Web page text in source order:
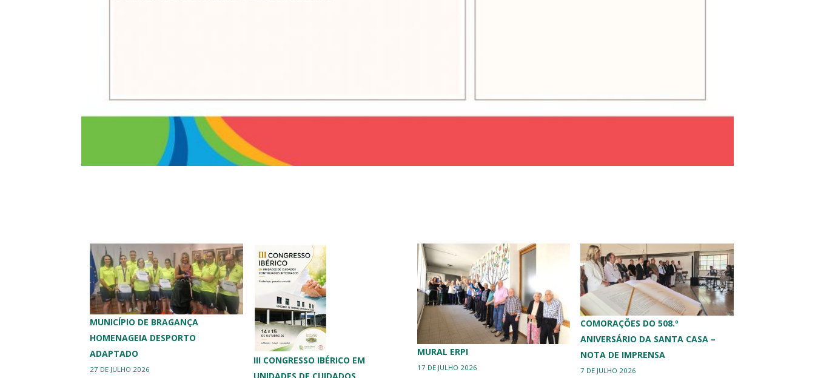
MUNICÍPIO DE BRAGANÇA
HOMENAGEIA DESPORTO
ADAPTADO
27 DE JULHO 2026
III CONGRESSO IBÉRICO EM
UNIDADES DE CUIDADOS
MURAL ERPI
17 DE JULHO 2026
COMORAÇÕES DO 508.º
ANIVERSÁRIO DA SANTA CASA –
NOTA DE IMPRENSA
7 DE JULHO 2026